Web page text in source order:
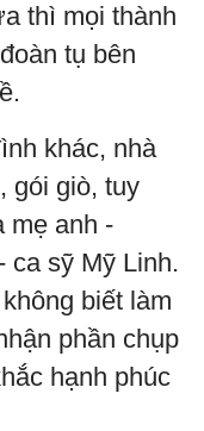
thì mọi thành
tụ bên
khác, nhà
gói giò, tuy
mẹ anh -
ca sỹ Mỹ Linh.
biết làm
phần chụp
hạnh phúc